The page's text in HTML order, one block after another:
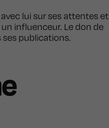
lui sur ses attentes et
influenceur. Le don de
publications.